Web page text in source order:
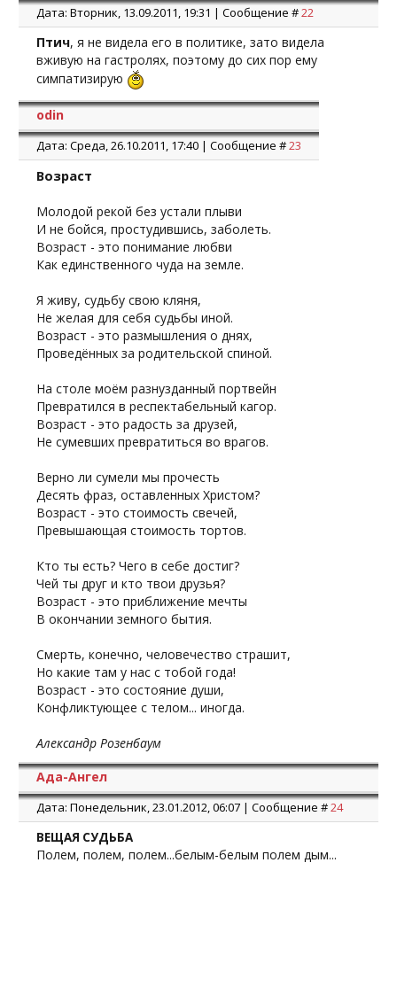
Дата: Вторник, 13.09.2011, 19:31 | Сообщение #22
Птич, я не видела его в политике, зато видела
вживую на гастролях, поэтому до сих пор ему
симпатизирую
odin
Дата: Среда, 26.10.2011, 17:40 | Сообщение #23
Возраст
Молодой рекой без устали плыви
И не бойся, простудившись, заболеть.
Возраст - это понимание любви
Как единственного чуда на земле.
Я живу, судьбу свою кляня,
Не желая для себя судьбы иной.
Возраст - это размышления о днях,
Проведённых за родительской спиной.
На столе моём разнузданный портвейн
Превратился в респектабельный кагор.
Возраст - это радость за друзей,
Не сумевших превратиться во врагов.
Верно ли сумели мы прочесть
Десять фраз, оставленных Христом?
Возраст - это стоимость свечей,
Превышающая стоимость тортов.
Кто ты есть? Чего в себе достиг?
Чей ты друг и кто твои друзья?
Возраст - это приближение мечты
В окончании земного бытия.
Смерть, конечно, человечество страшит,
Но какие там у нас с тобой года!
Возраст - это состояние души,
Конфликтующее с телом... иногда.
Александр Розенбаум
Ада-Ангел
Дата: Понедельник, 23.01.2012, 06:07 | Сообщение #24
ВЕЩАЯ СУДЬБА
Полем, полем, полем...белым-белым полем дым...